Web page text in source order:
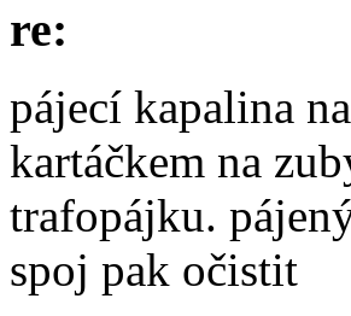
re:
pájecí kapalina
kartáčkem na
trafopájku.
spoj pak očistit